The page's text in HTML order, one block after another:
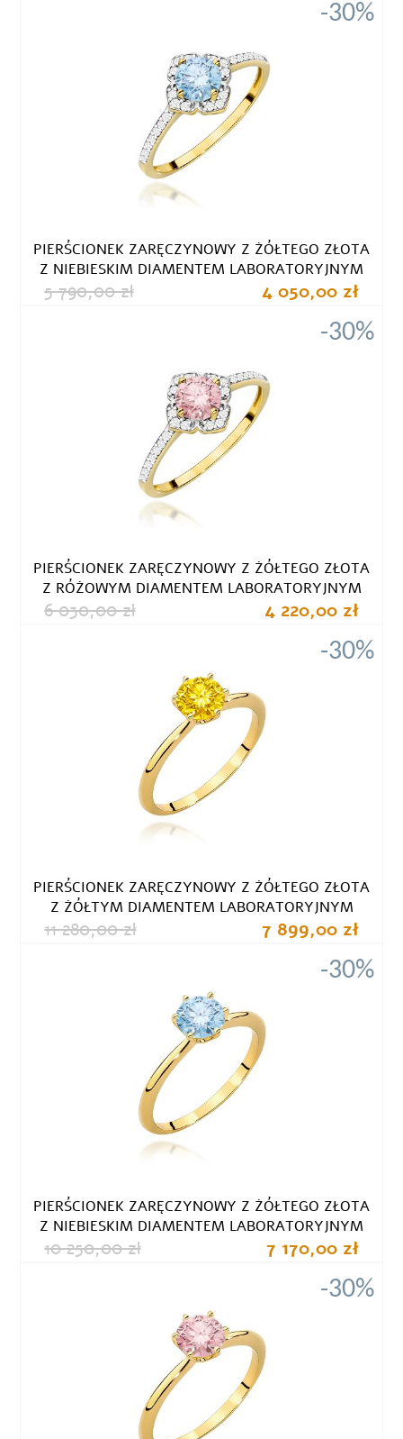
-30%
PIERŚCIONEK ZARĘCZYNOWY Z ŻÓŁTEGO ZŁOTA
Z NIEBIESKIM DIAMENTEM LABORATORYJNYM
5 790,00 zł 4 050,00 zł
-30%
PIERŚCIONEK ZARĘCZYNOWY Z ŻÓŁTEGO ZŁOTA
Z RÓŻOWYM DIAMENTEM LABORATORYJNYM
6 030,00 zł 4 220,00 zł
-30%
PIERŚCIONEK ZARĘCZYNOWY Z ŻÓŁTEGO ZŁOTA
Z ŻÓŁTYM DIAMENTEM LABORATORYJNYM
11 280,00 zł 7 899,00 zł
-30%
PIERŚCIONEK ZARĘCZYNOWY Z ŻÓŁTEGO ZŁOTA
Z NIEBIESKIM DIAMENTEM LABORATORYJNYM
10 250,00 zł 7 170,00 zł
-30%